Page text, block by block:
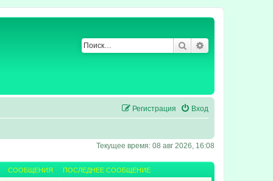
Поиск
Вход
Регистрация
Текущее время: 08 авг 2026, 16:08
СООБЩЕНИЯ ПОСЛЕДНЕЕ СООБЩЕНИЕ